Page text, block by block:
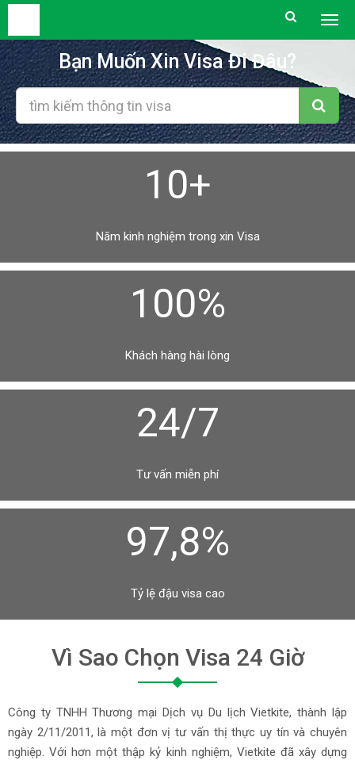
Bạn Muốn Xin Visa Đi Đâu?
10+
Năm kinh nghiệm trong xin Visa
100%
Khách hàng hài lòng
24/7
Tư vấn miễn phí
97,8%
Tỷ lệ đậu visa cao
Vì Sao Chọn Visa 24 Giờ
Công ty TNHH Thương mại Dịch vụ Du lịch Vietkite, thành lập
ngày 2/11/2011, là một đơn vị tư vấn thị thực uy tín và chuyên
nghiệp. Với hơn một thập kỷ kinh nghiệm, Vietkite đã xây dựng